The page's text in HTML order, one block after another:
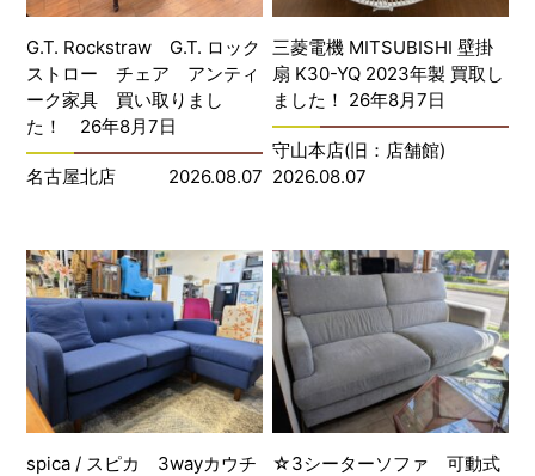
G.T. Rockstraw G.T. ロック
ストロー チェア アンティ
ーク家具 買い取りまし
た！ 26年8月7日
名古屋北店 2026.08.07
三菱電機 MITSUBISHI 壁掛
扇 K30-YQ 2023年製 買取し
ました！ 26年8月7日
守山本店(旧：店舗館)
2026.08.07
spica / スピカ 3wayカウチ
☆3シーターソファ 可動式